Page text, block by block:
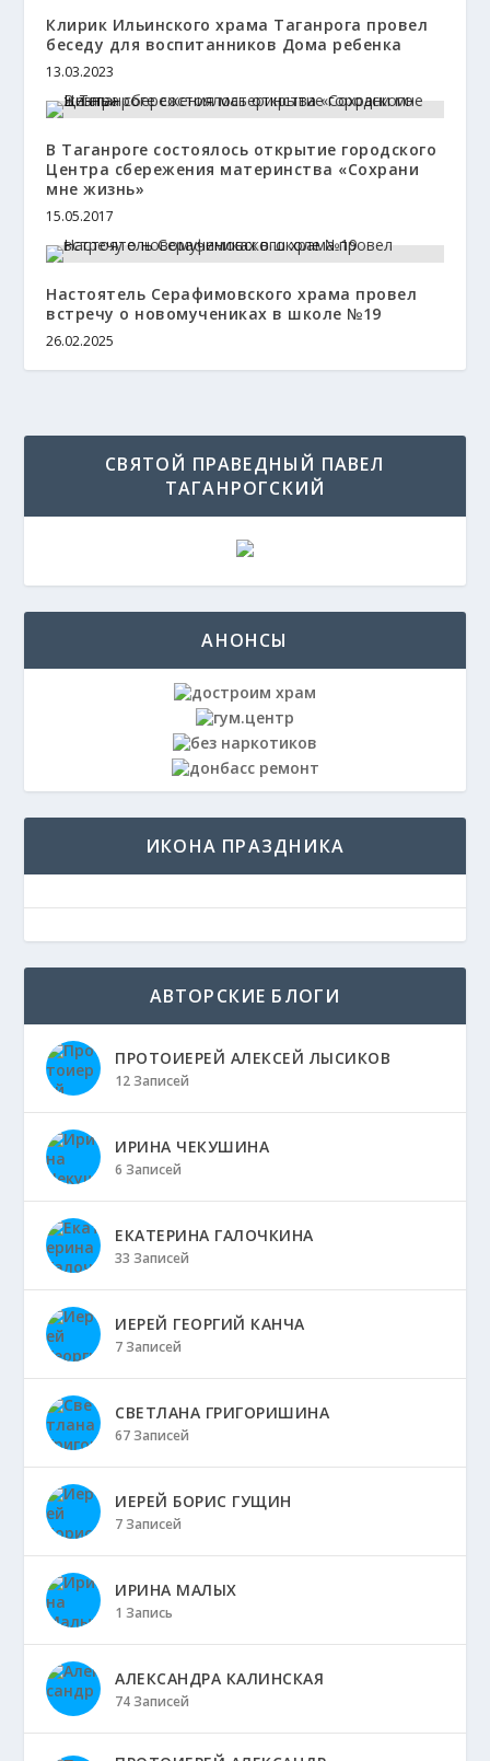
Клирик Ильинского храма Таганрога провел
беседу для воспитанников Дома ребенка
13.03.2023
В Таганроге состоялось открытие городского
Центра сбережения материнства «Сохрани
мне жизнь»
15.05.2017
Настоятель Серафимовского храма провел
встречу о новомучениках в школе №19
26.02.2025
СВЯТОЙ ПРАВЕДНЫЙ ПАВЕЛ
ТАГАНРОГСКИЙ
АНОНСЫ
ИКОНА ПРАЗДНИКА
АВТОРСКИЕ БЛОГИ
ПРОТОИЕРЕЙ АЛЕКСЕЙ ЛЫСИКОВ
12 Записей
ИРИНА ЧЕКУШИНА
6 Записей
ЕКАТЕРИНА ГАЛОЧКИНА
33 Записей
ИЕРЕЙ ГЕОРГИЙ КАНЧА
7 Записей
СВЕТЛАНА ГРИГОРИШИНА
67 Записей
ИЕРЕЙ БОРИС ГУЩИН
7 Записей
ИРИНА МАЛЫХ
1 Запись
АЛЕКСАНДРА КАЛИНСКАЯ
74 Записей